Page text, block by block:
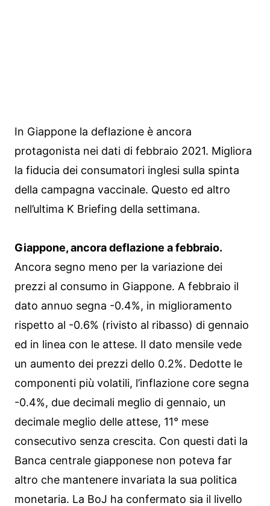
In Giappone la deflazione è ancora
protagonista nei dati di febbraio 2021. Migliora
la fiducia dei consumatori inglesi sulla spinta
della campagna vaccinale. Questo ed altro
nell’ultima K Briefing della settimana.
Giappone, ancora deflazione a febbraio.
Ancora segno meno per la variazione dei
prezzi al consumo in Giappone. A febbraio il
dato annuo segna -0.4%, in miglioramento
rispetto al -0.6% (rivisto al ribasso) di gennaio
ed in linea con le attese. Il dato mensile vede
un aumento dei prezzi dello 0.2%. Dedotte le
componenti più volatili, l’inflazione core segna
-0.4%, due decimali meglio di gennaio, un
decimale meglio delle attese, 11° mese
consecutivo senza crescita. Con questi dati la
Banca centrale giapponese non poteva far
altro che mantenere invariata la sua politica
monetaria. La BoJ ha confermato sia il livello